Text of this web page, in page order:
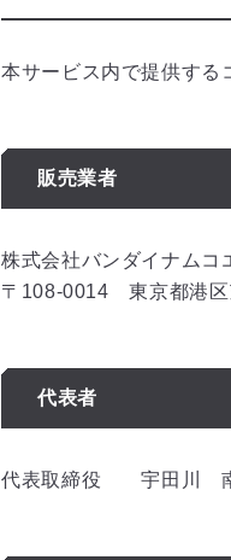
本サービス内で提供する
販売業者
株式会社バンダイナムコ
〒108-0014 東京都港区
代表者
代表取締役 宇田川